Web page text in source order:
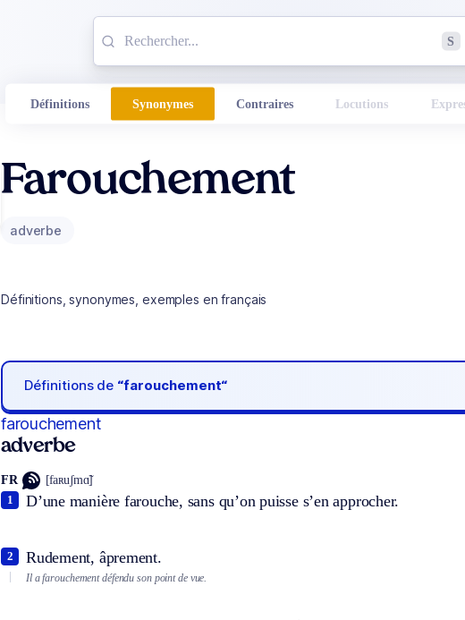
S
Définitions Synonymes Contraires Locutions
Farouchement
adverbe
Définitions, synonymes, exemples en français
Définitions de “farouchement“
farouchement
adverbe
FR [faʀuʃmɑ̃]
D’une manière farouche, sans qu’on puisse s’en approcher.
1
Rudement, âprement.
2
Il a farouchement défendu son point de vue.